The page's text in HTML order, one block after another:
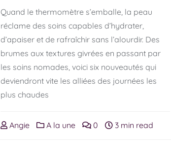
Quand le thermomètre s’emballe, la peau
réclame des soins capables d’hydrater,
d’apaiser et de rafraîchir sans l’alourdir. Des
brumes aux textures givrées en passant par
les soins nomades, voici six nouveautés qui
deviendront vite les alliées des journées les
plus chaudes
Angie A la une 0 3 min read